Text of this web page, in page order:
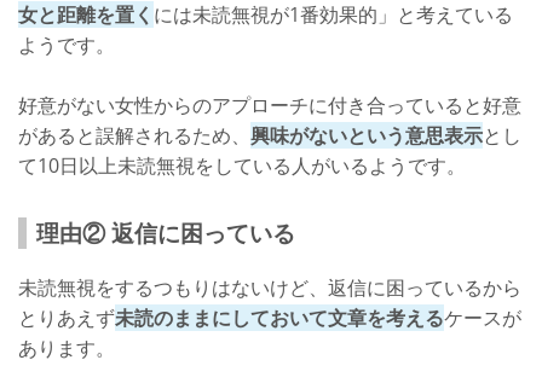
女と距離を置く には未読無視が1番効果的」と考えている
ようです。
好意がない女性からのアプローチに付き合っていると好意
があると誤解されるため、 興味がないという意思表示とし
て10日以上未読無視をしている人がいるようです。
理由② 返信に困っている
未読無視をするつもりはないけど、返信に困っているから
とりあえず未読のままにしておいて文章を考えるケースが
あります。